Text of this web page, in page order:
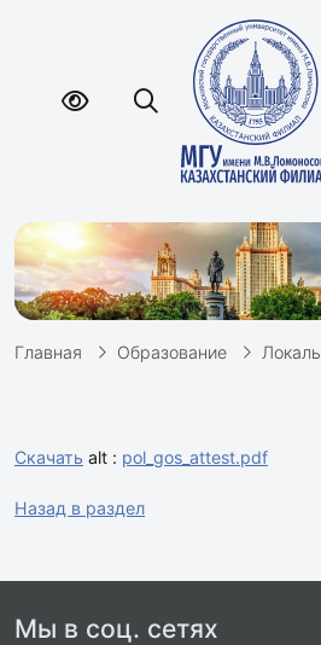
Главная Образование
Скачать alt : pol_gos_attest.pdf
Назад в раздел
Мы в соц. сетях